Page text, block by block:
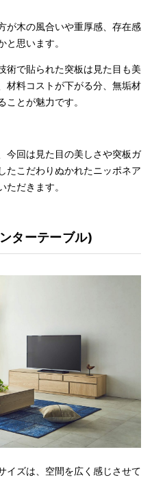
が木の風合いや重厚感、存在感
と思います。
術で貼られた突板は見た目も美
材料コストが下がる分、無垢材
ことが魅力です。
今回は見た目の美しさや突板ガ
たこだわりぬかれたニッポネア
ただきます。
ターテーブル)
イズは、空間を広く感じさせて